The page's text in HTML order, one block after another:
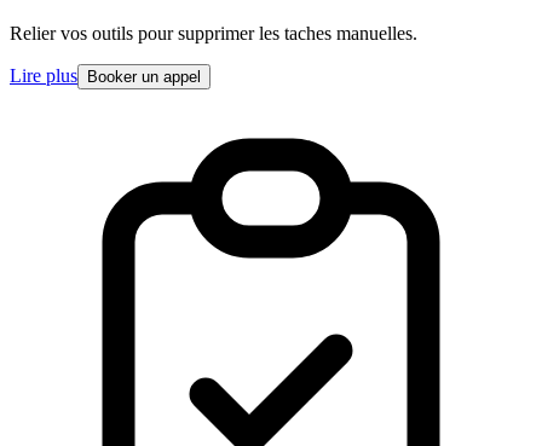
Relier vos outils pour supprimer les taches manuelles.
Lire plus Booker un appel